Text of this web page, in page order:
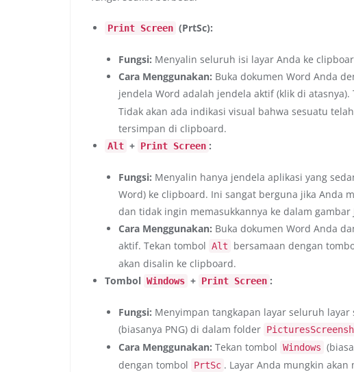
Print Screen (PrtSc):
Fungsi: Menyalin seluruh isi layar Anda ke
Cara Menggunakan: Buka dokumen Word Anda
jendela Word adalah jendela aktif (klik di atasnya).
Tidak akan ada indikasi visual bahwa sesuatu
tersimpan di clipboard.
Alt + Print Screen :
Fungsi: Menyalin hanya jendela aplikasi yang
Word) ke clipboard. Ini sangat berguna jika Anda
dan tidak ingin memasukkannya ke dalam gambar
Cara Menggunakan: Buka dokumen Word Anda
aktif. Tekan tombol Alt bersamaan dengan
akan disalin ke clipboard.
Tombol Windows + Print Screen :
Fungsi: Menyimpan tangkapan layar seluruh
(biasanya PNG) di dalam folder
Cara Menggunakan: Tekan tombol Windows
dengan tombol
PrtSc . Layar Anda mungkin